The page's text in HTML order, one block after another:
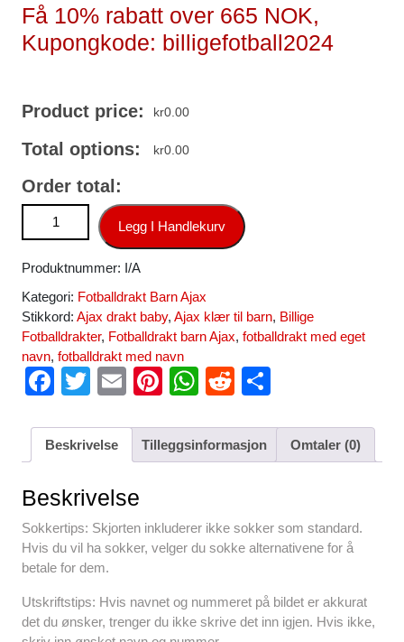
Få 10% rabatt over 665 NOK,
Kupongkode: billigefotball2024
Product price: kr0.00
Total options: kr0.00
Order total:
Ajax Oscar Gloukh #10 Hjemmedraktsett Barn 2025-26
Billige fotballdrakter antallLegg I Handlekurv
Produktnummer: I/A
Kategori: Fotballdrakt Barn Ajax
Stikkord: Ajax drakt baby, Ajax klær til barn, Billige
Fotballdrakter, Fotballdrakt barn Ajax, fotballdrakt med eget
navn, fotballdrakt med navn
F
c
b
o
o
k
T
tt
E
ail
Pi
er
e
W
at
s
p
p
R
d
di
ar
e
Beskrivelse Tilleggsinformasjon Omtaler (0)
Beskrivelse
Sokkertips: Skjorten inkluderer ikke sokker som standard.
Hvis du vil ha sokker, velger du sokke alternativene for å
betale for dem.
Utskriftstips: Hvis navnet og nummeret på bildet er akkurat
det du ønsker, trenger du ikke skrive det inn igjen. Hvis ikke,